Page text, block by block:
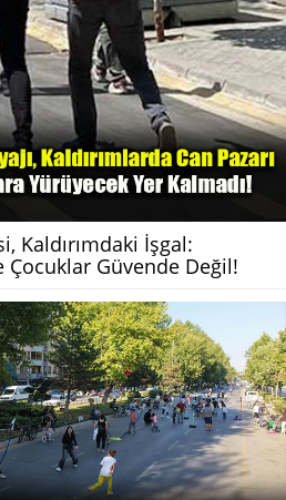
Kaldırımdaki İşgal:
Çocuklar Güvende Değil!